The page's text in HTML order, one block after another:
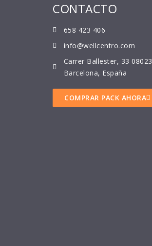
CONTACTO
658 423 406
info@wellcentro.com
Carrer Ballester, 33 08023
Barcelona, España
COMPRAR PACK AHORA